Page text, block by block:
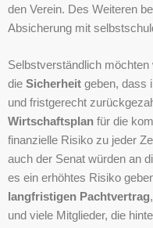
den Verein. Des Weiteren
Absicherung mit
Selbstverständlich
die Sicherheit geben, dass
und fristgerecht
Wirtschaftsplan für die
finanzielle Risiko zu jeder
auch der Senat würden an
es ein erhöhtes Risiko
langfristigen Pachtvertrag
und viele Mitglieder, die